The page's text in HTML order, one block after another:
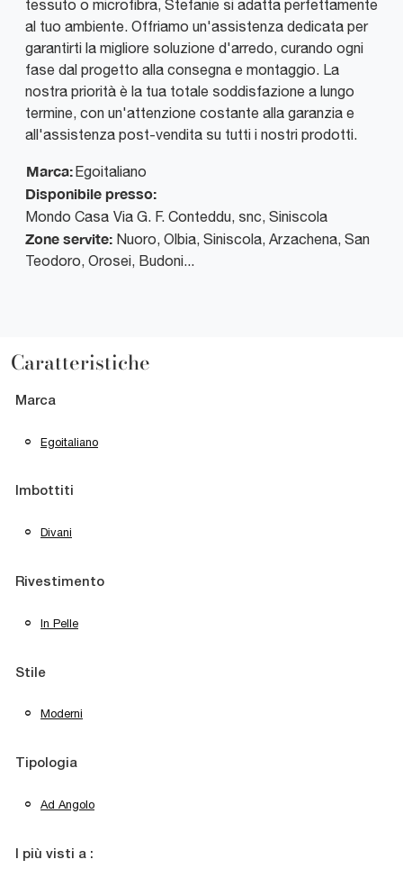
tessuto o microfibra, Stefanie si adatta perfettamente
al tuo ambiente. Offriamo un'assistenza dedicata per
garantirti la migliore soluzione d'arredo, curando ogni
fase dal progetto alla consegna e montaggio. La
nostra priorità è la tua totale soddisfazione a lungo
termine, con un'attenzione costante alla garanzia e
all'assistenza post-vendita su tutti i nostri prodotti.
Marca:Egoitaliano
Disponibile presso:
Mondo Casa Via G. F. Conteddu, snc, Siniscola
Zone servite: Nuoro, Olbia, Siniscola, Arzachena, San
Teodoro, Orosei, Budoni...
Caratteristiche
Marca
Egoitaliano
Imbottiti
Divani
Rivestimento
In Pelle
Stile
Moderni
Tipologia
Ad Angolo
I più visti a :